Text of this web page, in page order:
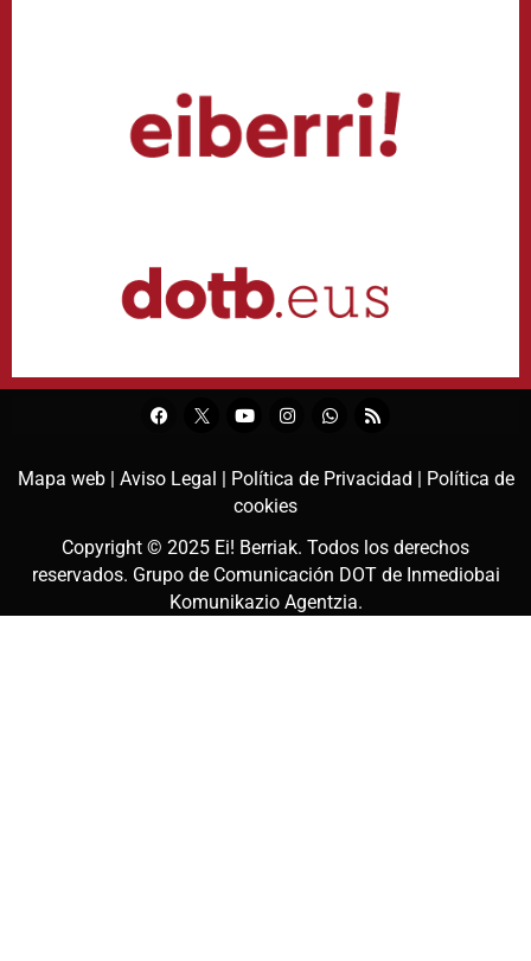
Mapa web | Aviso Legal | Política de Privacidad |
Política de
cookies
Copyright © 2025 Ei! Berriak. Todos los derechos
reservados. Grupo de Comunicación DOT de Inmediobai
Komunikazio Agentzia.